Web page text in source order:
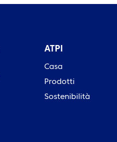
ATPI
Casa
Prodotti
Sostenibilità